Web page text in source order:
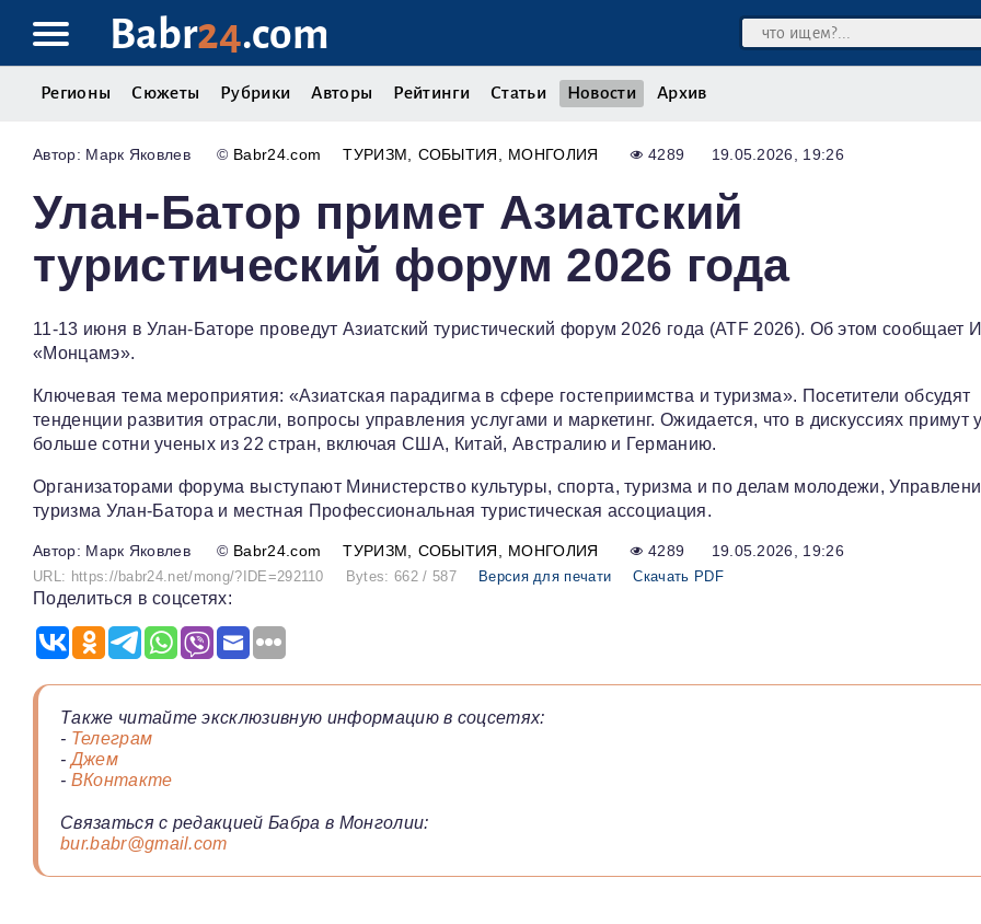
Babr24.com
Регионы Сюжеты Рубрики Авторы Рейтинги Статьи Новости Архив
Марк Яковлев © Babr24.com ТУРИЗМ СОБЫТИЯ МОНГОЛИЯ 4289 19.05.2026, 19:26
Улан-Батор примет Азиатский
туристический форум 2026 года
11-13 июня в Улан-Баторе проведут Азиатский туристический форум 2026 года (ATF 2026). Об этом сообщает
«Монцамэ».
Ключевая тема мероприятия: «Азиатская парадигма в сфере гостеприимства и туризма». Посетители обсудят
тенденции развития отрасли, вопросы управления услугами и маркетинг. Ожидается, что в дискуссиях примут
больше сотни ученых из 22 стран, включая США, Китай, Австралию и Германию.
Организаторами форума выступают Министерство культуры, спорта, туризма и по делам молодежи,
туризма Улан-Батора и местная Профессиональная туристическая ассоциация.
Марк Яковлев © Babr24.com ТУРИЗМ СОБЫТИЯ МОНГОЛИЯ 4289 19.05.2026, 19:26
URL: https://babr24.net/mong/?IDE=292110 Bytes: 662 / 587 Версия для печати Скачать PDF
Поделиться в соцсетях:
Также читайте эксклюзивную информацию в соцсетях:
- Телеграм
-Джем
- ВКонтакте
Связаться с редакцией Бабра в Монголии:
bur.babr@gmail.com